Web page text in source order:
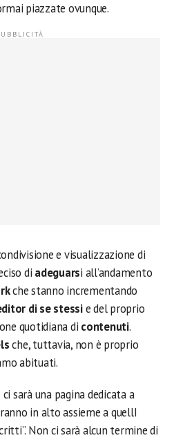
piazzate ovunque.
e visualizzazione di
di adeguarsi all’andamento
che stanno incrementando
di se stessie del proprio
quotidiana di contenuti.
che, tuttavia, non è proprio
abituati.
sarà una pagina dedicata a
in alto assieme a quellI
Non ci sarà alcun termine di